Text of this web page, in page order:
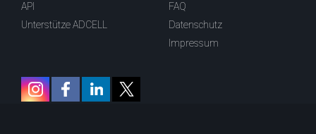
API
Unterstütze ADCELL
FAQ
Datenschutz
Impressum